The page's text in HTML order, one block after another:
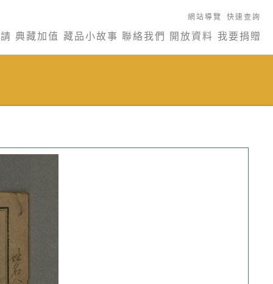
網站導覽 快速查詢
典藏加值 藏品小故事 聯絡我們 開放資料 我要捐贈